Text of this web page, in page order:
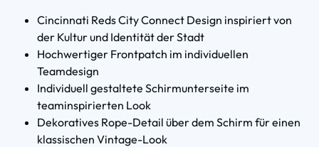
Cincinnati Reds City Connect Design inspiriert von
der Kultur und Identität der Stadt
Hochwertiger Frontpatch im individuellen
Teamdesign
Individuell gestaltete Schirmunterseite im
teaminspirierten Look
Dekoratives Rope-Detail über dem Schirm für einen
klassischen Vintage-Look